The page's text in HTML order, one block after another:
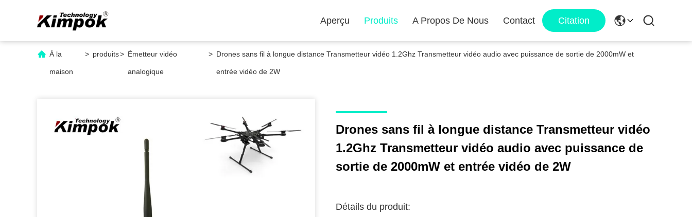
Aperçu Produits A Propos De Nous Contact Citation
À la
maison
> produits> Émetteur vidéo
analogique
> Drones sans fil à longue distance Transmetteur vidéo 1.2Ghz Transmetteur vidéo audio avec puissance de sortie de 2000mW et
entrée vidéo de 2W
Drones sans fil à longue distance Transmetteur vidéo
1.2Ghz Transmetteur vidéo audio avec puissance de
sortie de 2000mW et entrée vidéo de 2W
Détails du produit: